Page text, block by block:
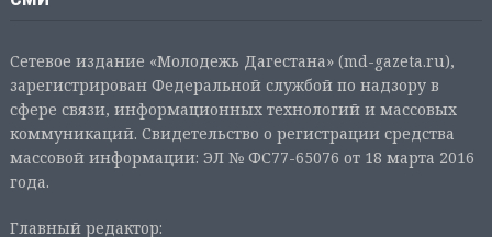
Сетевое издание «Молодежь Дагестана» (md-gazeta.ru),
зарегистрирован Федеральной службой по надзору в
сфере связи, информационных технологий и массовых
коммуникаций. Свидетельство о регистрации средства
массовой информации: ЭЛ № ФС77-65076 от 18 марта 2016
года.
Главный редактор: